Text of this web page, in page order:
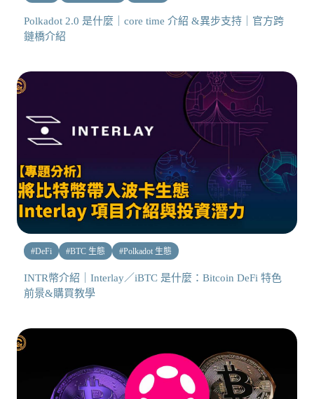
Polkadot 2.0 是什麼｜core time 介紹 &異步支持｜官方跨
鏈橋介紹
#DeFi #BTC 生態 #Polkadot 生態
INTR幣介紹｜Interlay／iBTC 是什麼：Bitcoin DeFi 特色
前景&購買教學